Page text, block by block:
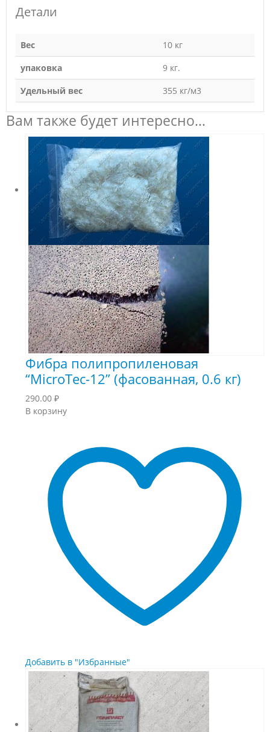
Детали
Вес
10 кг
упаковка
9 кг.
Удельный вес
355 кг/м3
Вам также будет интересно…
Фибра полипропиленовая
“MicroTec-12” (фасованная, 0.6 кг)
290.00 ₽
В корзину
Добавить в "Избранные"